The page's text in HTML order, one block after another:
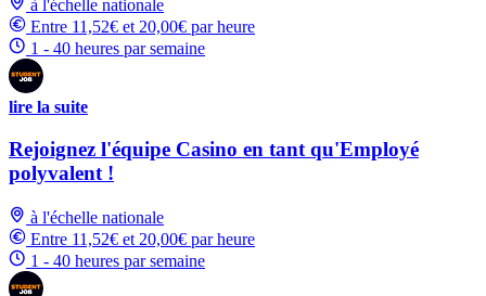
à l'échelle nationale
Entre 11,52€ et 20,00€ par heure
1 - 40 heures par semaine
lire la suite
Rejoignez l'équipe Casino en tant qu'Employé
polyvalent !
à l'échelle nationale
Entre 11,52€ et 20,00€ par heure
1 - 40 heures par semaine